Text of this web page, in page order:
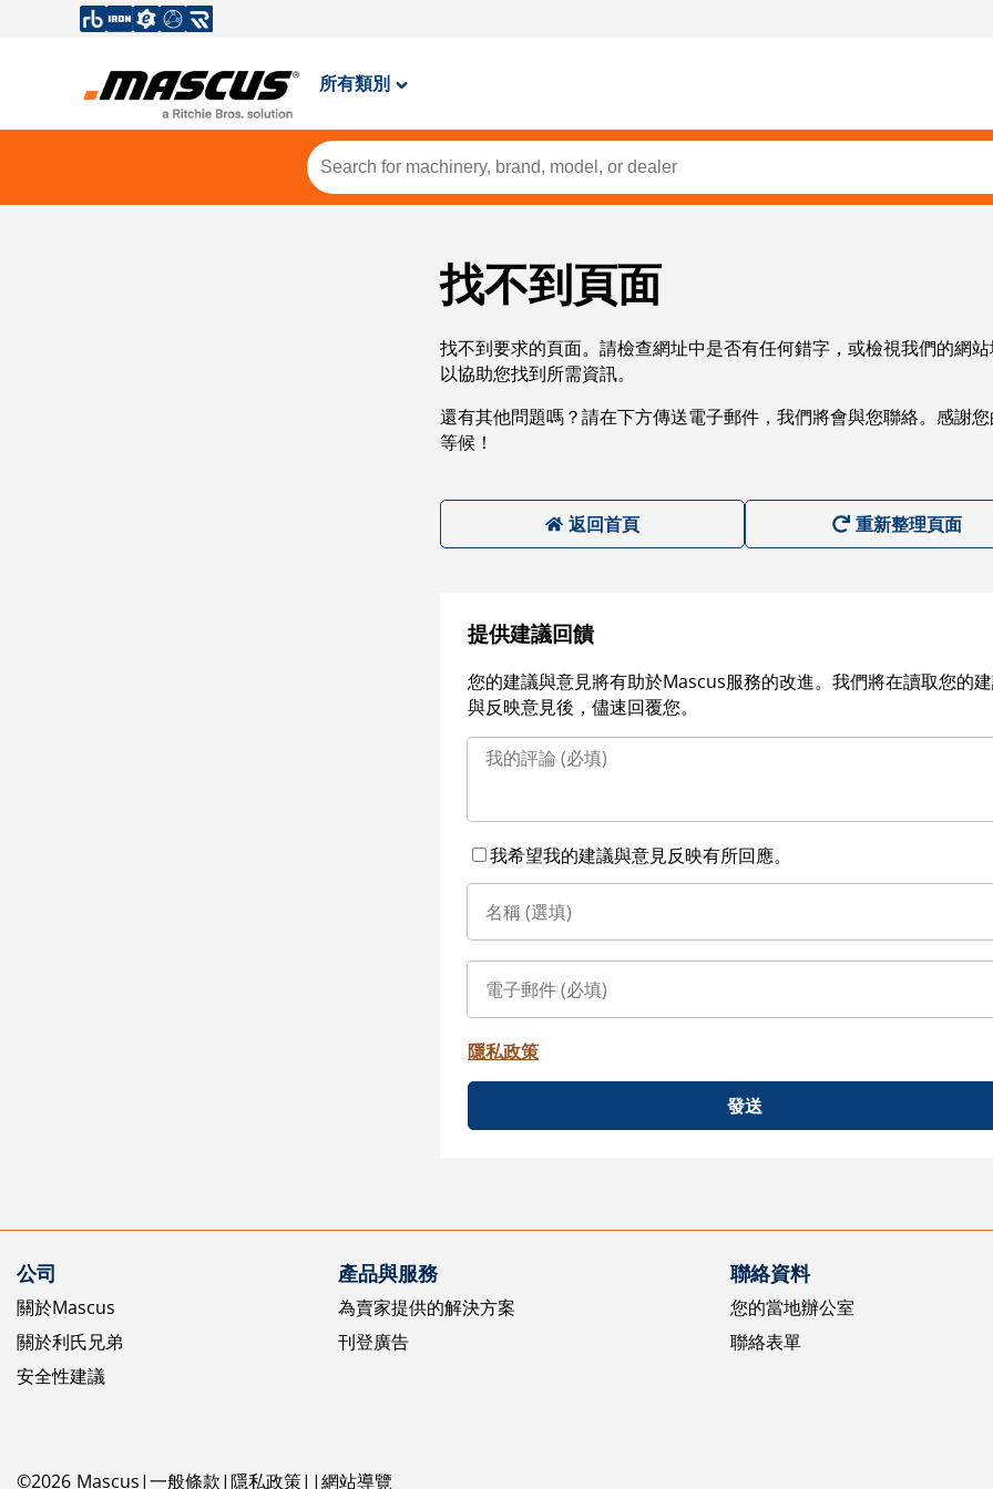
所有類別
找不到頁面
找不到要求的頁面。請檢查網址中是否有任何錯字，或檢視我們的網
以協助您找到所需資訊。
還有其他問題嗎？請在下方傳送電子郵件，我們將會與您聯絡。感謝
等候！
返回首頁 重新整理頁面
提供建議回饋
您的建議與意見將有助於Mascus服務的改進。我們將在讀取您的
與反映意見後，儘速回覆您。
我希望我的建議與意見反映有所回應。
隱私政策
發送
公司
關於Mascus
關於利氏兄弟
安全性建議
產品與服務
為賣家提供的解決方案
刊登廣告
聯絡資料
您的當地辦公室
聯絡表單
©2026 Mascus 一般條款 隱私政策 網站導覽